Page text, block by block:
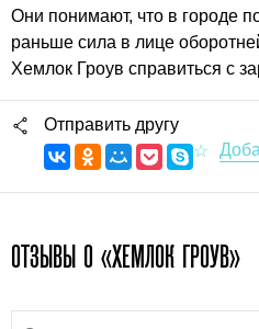
Они понимают, что в городе
раньше сила в лице
Хемлок Гроув справиться с
Отправить другу
ОТЗЫВЫ О «ХЕМЛОК ГРОУВ»